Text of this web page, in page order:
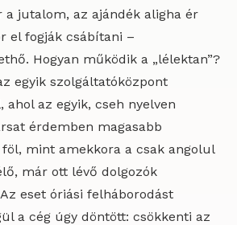
a jutalom, az ajándék aligha ér
el fogják csábítani –
Hogyan működik a „lélektan”?
egyik szolgáltatóközpont
ahol az egyik, cseh nyelven
érdemben magasabb
mint amekkora a csak angolul
már ott lévő dolgozók
eset óriási felháborodást
a cég úgy döntött: csökkenti az